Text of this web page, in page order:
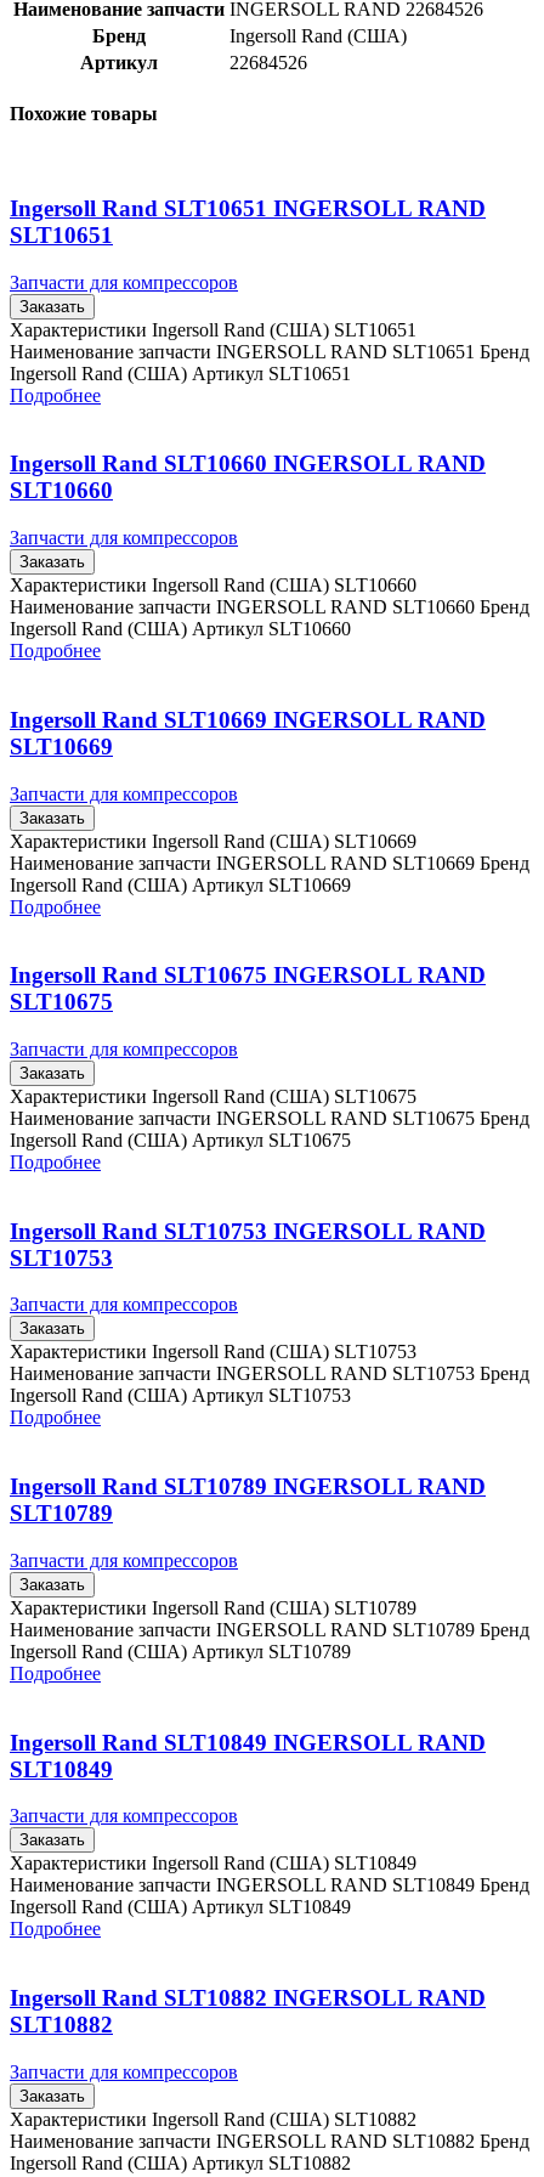
Наименование запчасти INGERSOLL RAND 22684526
Бренд
Ingersoll Rand (США)
Артикул
22684526
Похожие товары
Ingersoll Rand SLT10651 INGERSOLL RAND
SLT10651
Запчасти для компрессоров
Заказать
Характеристики Ingersoll Rand (США) SLT10651
Наименование запчасти INGERSOLL RAND SLT10651 Бренд
Ingersoll Rand (США) Артикул SLT10651
Подробнее
Ingersoll Rand SLT10660 INGERSOLL RAND
SLT10660
Запчасти для компрессоров
Заказать
Характеристики Ingersoll Rand (США) SLT10660
Наименование запчасти INGERSOLL RAND SLT10660 Бренд
Ingersoll Rand (США) Артикул SLT10660
Подробнее
Ingersoll Rand SLT10669 INGERSOLL RAND
SLT10669
Запчасти для компрессоров
Заказать
Характеристики Ingersoll Rand (США) SLT10669
Наименование запчасти INGERSOLL RAND SLT10669 Бренд
Ingersoll Rand (США) Артикул SLT10669
Подробнее
Ingersoll Rand SLT10675 INGERSOLL RAND
SLT10675
Запчасти для компрессоров
Заказать
Характеристики Ingersoll Rand (США) SLT10675
Наименование запчасти INGERSOLL RAND SLT10675 Бренд
Ingersoll Rand (США) Артикул SLT10675
Подробнее
Ingersoll Rand SLT10753 INGERSOLL RAND
SLT10753
Запчасти для компрессоров
Заказать
Характеристики Ingersoll Rand (США) SLT10753
Наименование запчасти INGERSOLL RAND SLT10753 Бренд
Ingersoll Rand (США) Артикул SLT10753
Подробнее
Ingersoll Rand SLT10789 INGERSOLL RAND
SLT10789
Запчасти для компрессоров
Заказать
Характеристики Ingersoll Rand (США) SLT10789
Наименование запчасти INGERSOLL RAND SLT10789 Бренд
Ingersoll Rand (США) Артикул SLT10789
Подробнее
Ingersoll Rand SLT10849 INGERSOLL RAND
SLT10849
Запчасти для компрессоров
Заказать
Характеристики Ingersoll Rand (США) SLT10849
Наименование запчасти INGERSOLL RAND SLT10849 Бренд
Ingersoll Rand (США) Артикул SLT10849
Подробнее
Ingersoll Rand SLT10882 INGERSOLL RAND
SLT10882
Запчасти для компрессоров
Заказать
Характеристики Ingersoll Rand (США) SLT10882
Наименование запчасти INGERSOLL RAND SLT10882 Бренд
Ingersoll Rand (США) Артикул SLT10882